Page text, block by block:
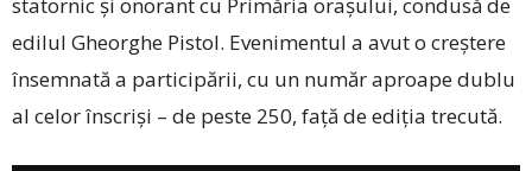
edilul ­Gheorghe Pistol. Evenimentul a avut o creştere
însemnată a participării, cu un număr aproape dublu
al celor înscrişi – de peste 250, faţă de ediţia trecută.